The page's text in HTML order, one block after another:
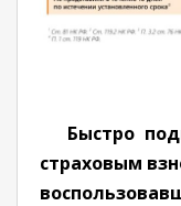
Быстро
страховым